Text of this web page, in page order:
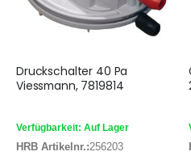
Druckschalter 40 Pa
Viessmann, 7819814
Verfügbarkeit: Auf Lager
HRB Artikelnr.:256203